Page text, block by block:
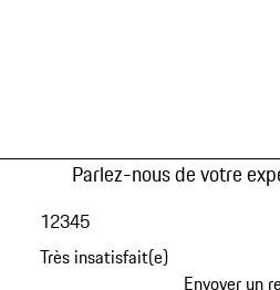
Parlez-nous de votre
Très insatisfait(e)
12345
Envoyer un